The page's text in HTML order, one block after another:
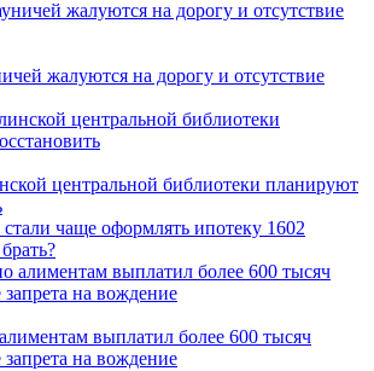
жалуются на дорогу и отсутствие
центральной библиотеки планируют
1602
выплатил более 600 тысяч
запрета на вождение